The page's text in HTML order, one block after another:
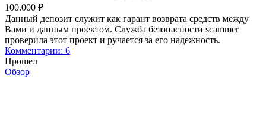
100.000 ₽
Данный депозит служит как гарант возврата средств между
Вами и данным проектом. Служба безопасности scammer
проверила этот проект и ручается за его надежность.
Комментарии: 6
Прошел
Обзор